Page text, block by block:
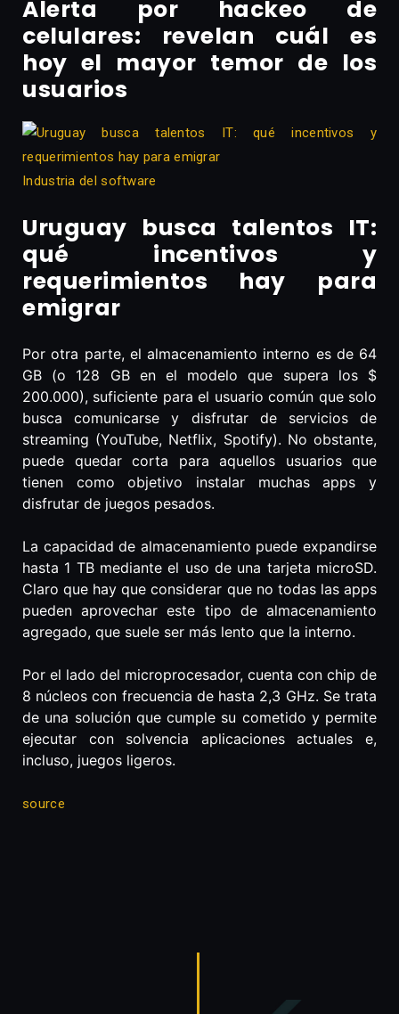
Alerta por hackeo de
celulares: revelan cuál es
hoy el mayor temor de los
usuarios
Industria del software
Uruguay busca talentos IT:
qué incentivos y
requerimientos hay para
emigrar
Por otra parte, el almacenamiento interno es de 64
GB (o 128 GB en el modelo que supera los $
200.000), suficiente para el usuario común que solo
busca comunicarse y disfrutar de servicios de
streaming (YouTube, Netflix, Spotify). No obstante,
puede quedar corta para aquellos usuarios que
tienen como objetivo instalar muchas apps y
disfrutar de juegos pesados.
La capacidad de almacenamiento puede expandirse
hasta 1 TB mediante el uso de una tarjeta microSD.
Claro que hay que considerar que no todas las apps
pueden aprovechar este tipo de almacenamiento
agregado, que suele ser más lento que la interno.
Por el lado del microprocesador, cuenta con chip de
8 núcleos con frecuencia de hasta 2,3 GHz. Se trata
de una solución que cumple su cometido y permite
ejecutar con solvencia aplicaciones actuales e,
incluso, juegos ligeros.
source